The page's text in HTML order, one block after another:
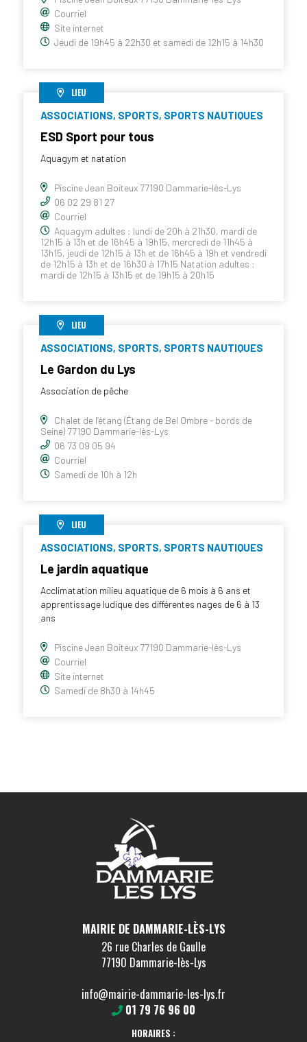
Courriel
Site internet
Jeudi de 19h45 à 22h30 et samedi de 12h15 à 14h30
LIEU
ASSOCIATIONS, SPORTS, SPORTS NAUTIQUES
ESD Sport pour tous
Aquagym et natation
Piscine Jean Boiteux 77190 Dammarie-lès-Lys
06 02 29 81 27
Courriel
Aquagym adultes : lundi de 20h à 21h30, mardi de
12h15 à 13h et de 16h45 à 19h15, mercredi de 11h45 à
13h15, jeudi de 12h15 à 13h et de 16h45 à 19h et vendredi
de 12h15 à 13h et de 16h30 à 17h15 Natation adultes :
mardi de 12h15 à 13h15 et de 19h15 à 20h15
LIEU
ASSOCIATIONS, SPORTS, SPORTS NAUTIQUES
Le Gardon du Lys
Association de pêche
Chalet de l’étang (Étang de Bel Ombre - bords de
Seine) 77190 Dammarie-lès-Lys
06 73 09 05 94
Courriel
Samedi de 10h à 12h
LIEU
ASSOCIATIONS, SPORTS, SPORTS NAUTIQUES
Le jardin aquatique
Acclimatation milieu aquatique de 6 mois à 6 ans et
apprentissage ludique des différentes nages de 6 à 13
ans
Piscine Jean Boiteux 77190 Dammarie-lès-Lys
Courriel
Site internet
Samedi de 8h30 à 14h45
MAIRIE DE DAMMARIE-LÈS-LYS
26 rue Charles de Gaulle
77190 Dammarie-lès-Lys
info@mairie-dammarie-les-lys.fr
01 79 76 96 00
HORAIRES :